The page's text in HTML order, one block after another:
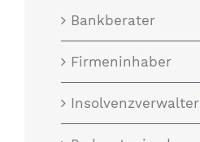
Bankberater
Firmeninhaber
Insolvenzverwalter